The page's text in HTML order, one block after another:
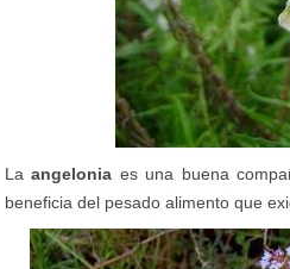
Laangelonia es una buena
beneficia del pesado alimento que